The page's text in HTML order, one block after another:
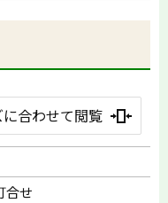
合わせて閲覧
合せ